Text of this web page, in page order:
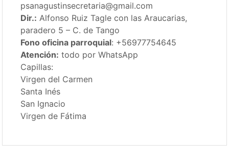
psanagustinsecretaria@gmail.com
Dir.: Alfonso Ruiz Tagle con las Araucarias,
paradero 5 – C. de Tango
Fono oficina parroquial: +56977754645
Atención: todo por WhatsApp
Capillas:
Virgen del Carmen
Santa Inés
San Ignacio
Virgen de Fátima